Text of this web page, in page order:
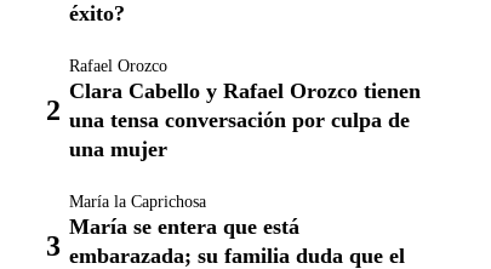
éxito?
Rafael Orozco
Clara Cabello y Rafael Orozco tienen
una tensa conversación por culpa de
una mujer
María la Caprichosa
María se entera que está
embarazada; su familia duda que el